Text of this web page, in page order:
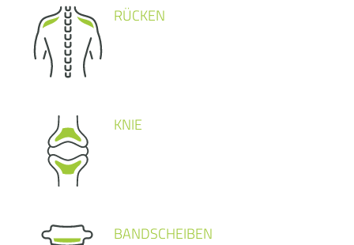
RÜCKEN
KNIE
BANDSCHEIBEN